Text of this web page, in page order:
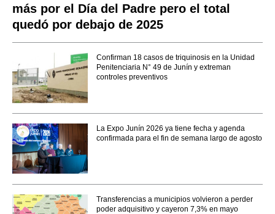
más por el Día del Padre pero el total
quedó por debajo de 2025
Confirman 18 casos de triquinosis en la Unidad
Penitenciaria N° 49 de Junín y extreman
controles preventivos
La Expo Junín 2026 ya tiene fecha y agenda
confirmada para el fin de semana largo de agosto
Transferencias a municipios volvieron a perder
poder adquisitivo y cayeron 7,3% en mayo